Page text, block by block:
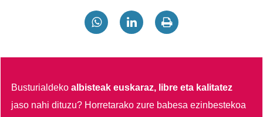
Busturialdekoalbisteak euskaraz, libre eta kalitatez
jaso nahi dituzu? Horretarako zure babesa ezinbestekoa